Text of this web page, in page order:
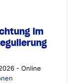
im
- Online